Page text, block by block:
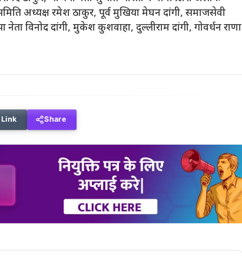
अध्यक्ष रमेश ठाकुर, पूर्व मुखिया मेघन दांगी, समाजसेवी
नेता विनोद दांगी, मुकेश कुशवाहा, दुल्लीराम दांगी, गोवर्धन राणा
Share